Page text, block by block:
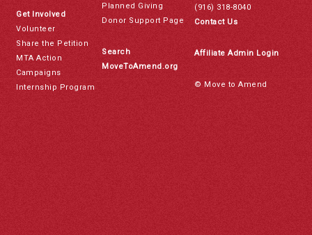
Get Involved
Volunteer
Share the Petition
MTA Action
Campaigns
Internship Program
Planned Giving
Donor Support Page
Search
MoveToAmend.org
(916) 318-8040
Contact Us
Affiliate Admin Login
© Move to Amend